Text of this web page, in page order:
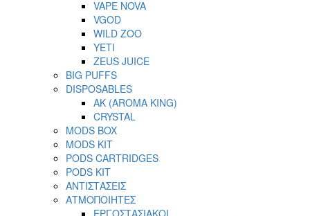
VAPE NOVA
VGOD
WILD ZOO
YETI
ZEUS JUICE
BIG PUFFS
DISPOSABLES
AK (AROMA KING)
CRYSTAL
MODS BOX
MODS KIT
PODS CARTRIDGES
PODS KIT
ΑΝΤΙΣΤΑΣΕΙΣ
ΑΤΜΟΠΟΙΗΤΕΣ
ΕΡΓΟΣΤΑΣΙΑΚΟΙ